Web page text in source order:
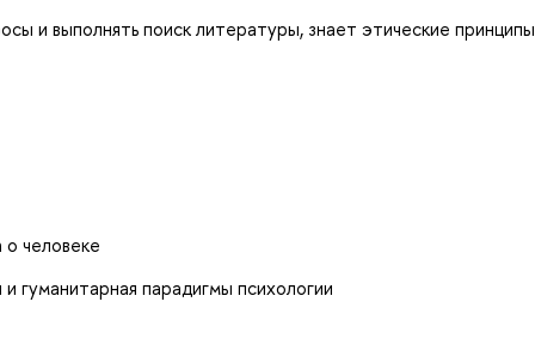
и выполнять поиск литературы, знает этические принципы
о человеке
гуманитарная парадигмы психологии